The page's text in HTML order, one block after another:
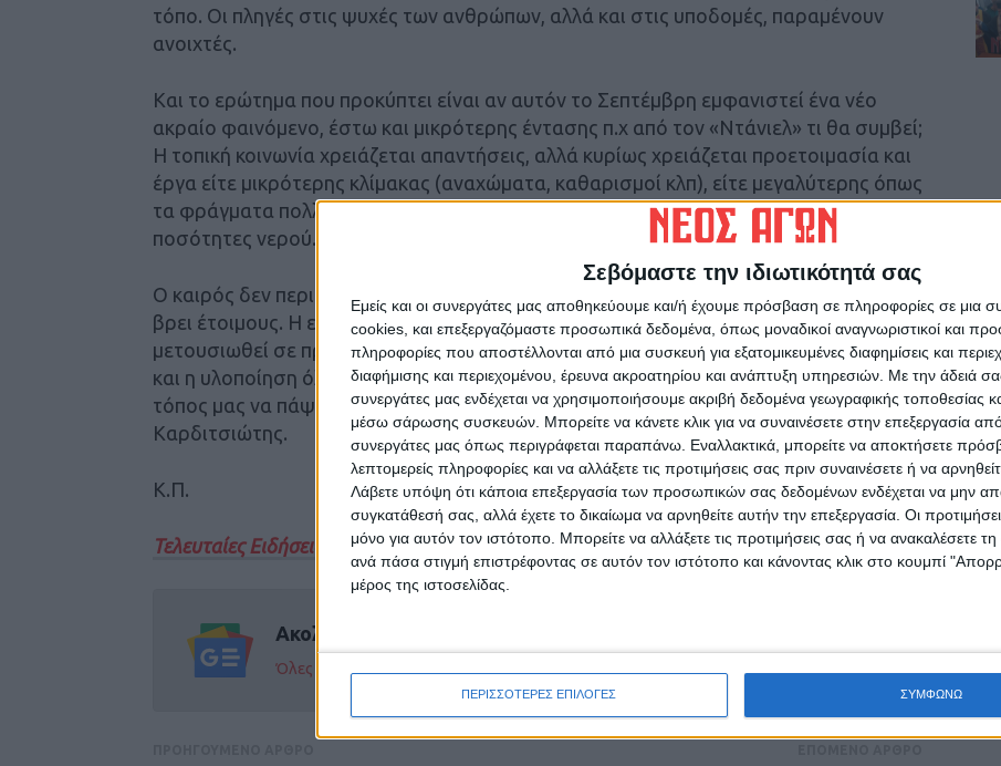
Σεβόμαστε την ιδιωτικότητά σας
Εμείς και οι συνεργάτες μας αποθηκεύουμε και/ή έχουμε πρόσβαση σε πληροφορίες σε μια
cookies, και επεξεργαζόμαστε προσωπικά δεδομένα, όπως μοναδικοί αναγνωριστικοί και
πληροφορίες που αποστέλλονται από μια συσκευή για εξατομικευμένες διαφημίσεις και
διαφήμισης και περιεχομένου, έρευνα ακροατηρίου και ανάπτυξη υπηρεσιών. Με την άδειά
συνεργάτες μας ενδέχεται να χρησιμοποιήσουμε ακριβή δεδομένα γεωγραφικής τοποθεσίας
μέσω σάρωσης συσκευών. Μπορείτε να κάνετε κλικ για να συναινέσετε στην επεξεργασία
συνεργάτες μας όπως περιγράφεται παραπάνω. Εναλλακτικά, μπορείτε να αποκτήσετε
λεπτομερείς πληροφορίες και να αλλάξετε τις προτιμήσεις σας πριν συναινέσετε ή να
Λάβετε υπόψη ότι κάποια επεξεργασία των προσωπικών σας δεδομένων ενδέχεται να μην
συγκατάθεσή σας, αλλά έχετε το δικαίωμα να αρνηθείτε αυτήν την επεξεργασία. Οι
μόνο για αυτόν τον ιστότοπο. Μπορείτε να αλλάξετε τις προτιμήσεις σας ή να ανακαλέσετε
ανά πάσα στιγμή επιστρέφοντας σε αυτόν τον ιστότοπο και κάνοντας κλικ στο κουμπί
μέρος της ιστοσελίδας.
ΠΕΡΙΣΣΟΤΕΡΕΣ ΕΠΙΛΟΓΕΣ ΣΥΜΦΩΝΩ
τόπο. Οι πληγές στις ψυχές των ανθρώπων, αλλά και στις υποδομές, παραμένουν
ανοιχτές.
Και το ερώτημα που προκύπτει είναι αν αυτόν το Σεπτέμβρη εμφανιστεί ένα νέο
ακραίο φαινόμενο, έστω και μικρότερης έντασης π.χ από τον «Ντάνιελ» τι θα συμβεί;
Η τοπική κοινωνία χρειάζεται απαντήσεις, αλλά κυρίως χρειάζεται προετοιμασία και
έργα είτε μικρότερης κλίμακας (αναχώματα, καθαρισμοί κλπ), είτε μεγαλύτερης όπως
τα φράγματα πολλαπλού σκοπού που θα μπορούσαν να συγκρατήσουν μεγάλες
ποσότητες νερού.
Ο καιρός δεν περιμένει. Το ζήτημα δεν είναι αν θα βρέξει δυνατά, αλλά αν θα μας
βρει έτοιμους. Η ετοιμότητα αυτή δεν μπορεί να είναι υπόσχεση αλλά να
μετουσιωθεί σε πράξη. Γι’ αυτό και προτεραιότητά μας πρέπει να είναι η διεκδίκηση
και η υλοποίηση όλων των έργων που απαιτούνται, ανεξαρτήτου κόστους, ώστε ο
τόπος μας να πάψει να μετρά πληγές και να αισθανθεί επιτέλους ασφαλής ο
Καρδιτσιώτης.
Κ.Π.
Τελευταίες Ειδήσεις Σήμερα
Ακολούθησε την εφημερίδα ΝΕΟΣ ΑΓΩΝ στο Google News!
Όλες οι εξελίξεις στην περιοχή της Καρδίτσας και ευρύτερα της Θεσσαλίας